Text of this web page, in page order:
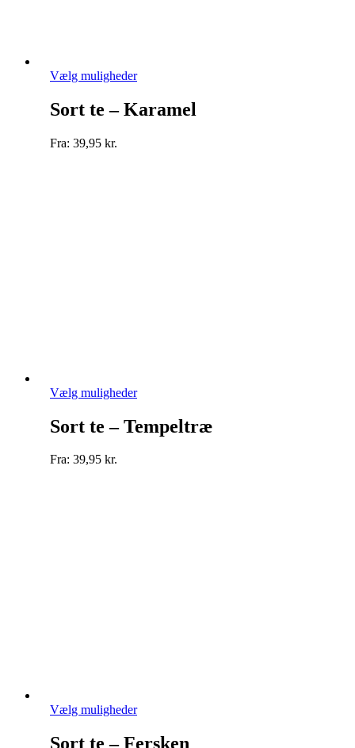
Vælg mulighederDette
har
flere
Sort te – Karamel
Fra: 39,95 kr.
Vælg mulighederDette
flere
Sort te – Tempeltræ
Fra: 39,95 kr.
Vælg mulighederDette
har
Sort te – Fersken